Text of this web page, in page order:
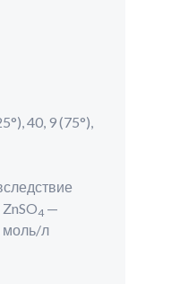
40, 9 (75°),
4 —
моль/л